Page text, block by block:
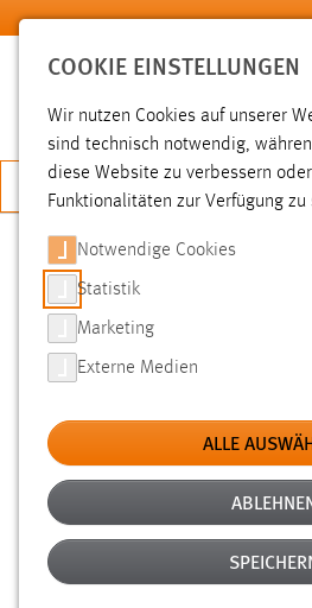
Zum Hauptinhalt springen
JETZT
SUCHE
FILTER
Typ
Erstellungsdatum
Alter
COOKIE EINSTELLUNGEN
Wir nutzen Cookies auf unserer
sind technisch notwendig,
diese Website zu verbessern
Funktionalitäten zur Verfügung zu
Notwendige Cookies
Statistik
Marketing
Externe Medien
ALLE